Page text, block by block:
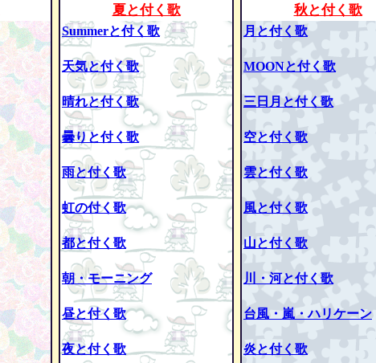
夏と付く歌
Summerと付く歌
天気と付く歌
晴れと付く歌
曇りと付く歌
雨と付く歌
虹の付く歌
都と付く歌
朝・モーニング
昼と付く歌
夜と付く歌
秋と付く歌
月と付く歌
MOONと付く歌
三日月と付く歌
空と付く歌
雲と付く歌
風と付く歌
山と付く歌
川・河と付く歌
台風・嵐・ハリケーン
炎と付く歌